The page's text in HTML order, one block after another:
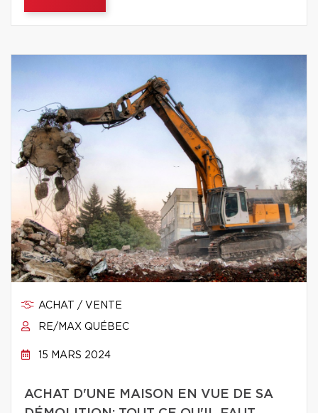
ACHAT / VENTE
RE/MAX QUÉBEC
15 MARS 2024
ACHAT D'UNE MAISON EN VUE DE SA